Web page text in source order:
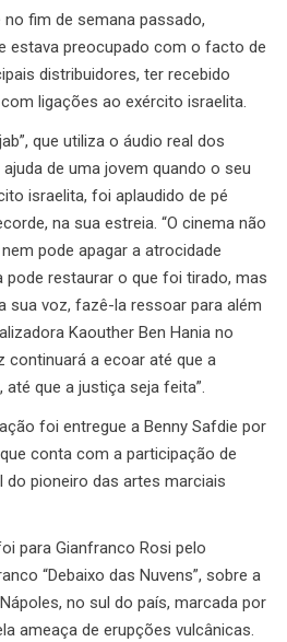
fim de semana passado,
estava preocupado com o facto de
distribuidores, ter recebido
ligações ao exército israelita.
que utiliza o áudio real dos
de uma jovem quando o seu
israelita, foi aplaudido de pé
na sua estreia. “O cinema não
pode apagar a atrocidade
pode restaurar o que foi tirado, mas
sua voz, fazê-la ressoar para além
Kaouther Ben Hania no
continuará a ecoar até que a
que a justiça seja feita”.
foi entregue a Benny Safdie por
conta com a participação de
do pioneiro das artes marciais
para Gianfranco Rosi pelo
“Debaixo das Nuvens”, sobre a
no sul do país, marcada por
ameaça de erupções vulcânicas.